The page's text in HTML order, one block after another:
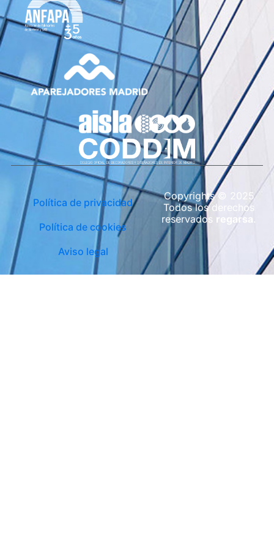
Política de privacidad
Política de cookies
Aviso legal
Copyrights © 2025
Todos los derechos
reservados regarsa .